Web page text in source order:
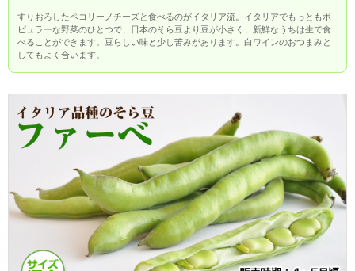
すりおろしたペコリーノチーズと食べるのがイタリア流。イタリアでもっともポ
ピュラーな野菜のひとつで、日本のそら豆より豆が小さく、新鮮なうちは生で食
べることができます。豆らしい味と少し苦みがあります。白ワインのおつまみと
してもよく合います。